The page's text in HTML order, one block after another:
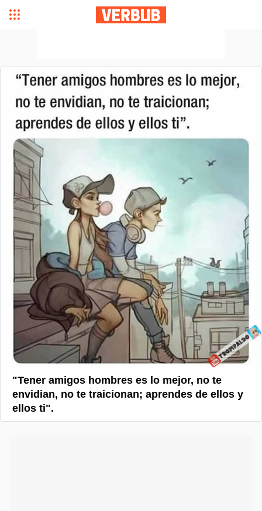
"Tener amigos hombres es lo mejor, no te
envidian, no te traicionan; aprendes de ellos y
ellos ti".